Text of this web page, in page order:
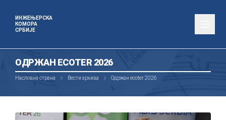
ИНЖЕЊЕРСКА
КОМОРА
СРБИЈЕ
ОДРЖАН ECOTER 2026
Насловна страна Вести архива Одржан ecoter 2026